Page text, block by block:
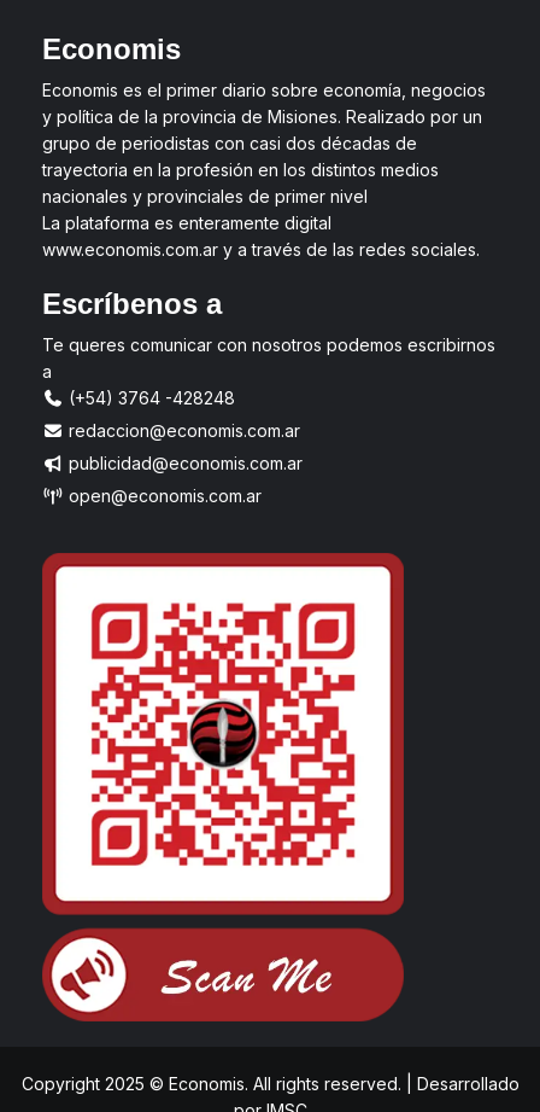
Economis
Economis es el primer diario sobre economía, negocios
y política de la provincia de Misiones. Realizado por un
grupo de periodistas con casi dos décadas de
trayectoria en la profesión en los distintos medios
nacionales y provinciales de primer nivel
La plataforma es enteramente digital
www.economis.com.ar y a través de las redes sociales.
Escríbenos a
Te queres comunicar con nosotros podemos escribirnos
a
(+54) 3764 -428248
redaccion@economis.com.ar
publicidad@economis.com.ar
open@economis.com.ar
Copyright 2025 © Economis. All rights reserved.
Desarrollado